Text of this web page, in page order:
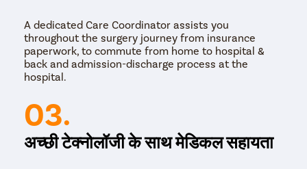
A dedicated Care Coordinator assists you
throughout the surgery journey from insurance
paperwork, to commute from home to hospital &
back and admission-discharge process at the
hospital.
03.
अच्छी टेक्नोलॉजी के साथ मेडिकल सहायता